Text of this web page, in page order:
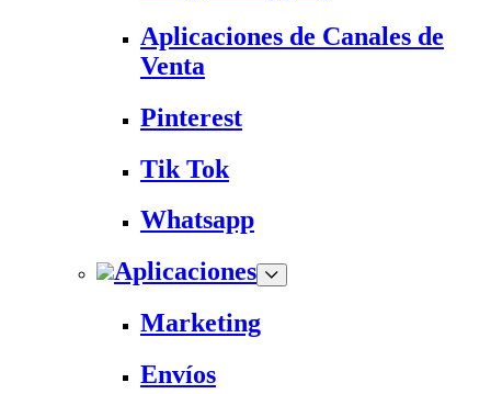
Aplicaciones de Canales de
Venta
Pinterest
Tik Tok
Whatsapp
Aplicaciones
Marketing
Envíos